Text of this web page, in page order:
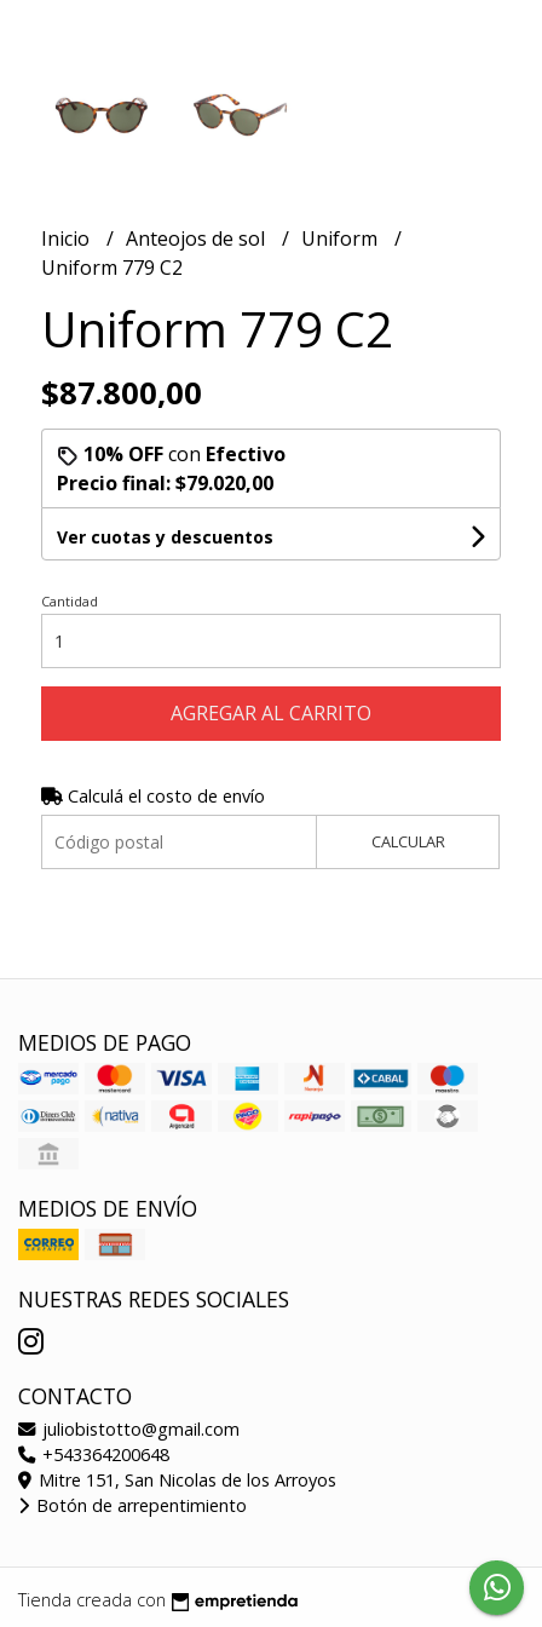
Inicio Anteojos de sol
Uniform
Uniform 779 C2
Uniform 779 C2
$87.800,00
10% OFFcon Efectivo
Precio final:$79.020,00
Ver cuotas y descuentos
Cantidad
AGREGAR AL CARRITO
Calculá el costo de envío
CALCULAR
MEDIOS DE PAGO
MEDIOS DE ENVÍO
NUESTRAS REDES SOCIALES
CONTACTO
juliobistotto@gmail.com
+543364200648
Mitre 151, San Nicolas de los Arroyos
Botón de arrepentimiento
Tienda creada con